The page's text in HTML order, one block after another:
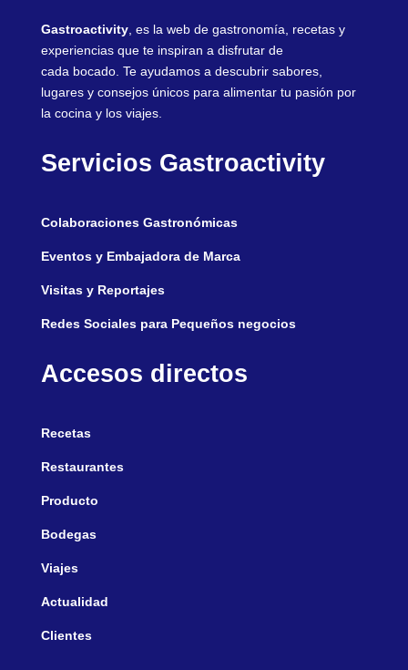
Gastroactivity, es la web de gastronomía, recetas y
experiencias que te inspiran a disfrutar de
cada bocado. Te ayudamos a descubrir sabores,
lugares y consejos únicos para alimentar tu pasión por
la cocina y los viajes.
Servicios Gastroactivity
Colaboraciones Gastronómicas
Eventos y Embajadora de Marca
Visitas y Reportajes
Redes Sociales para Pequeños negocios
Accesos directos
Recetas
Restaurantes
Producto
Bodegas
Viajes
Actualidad
Clientes